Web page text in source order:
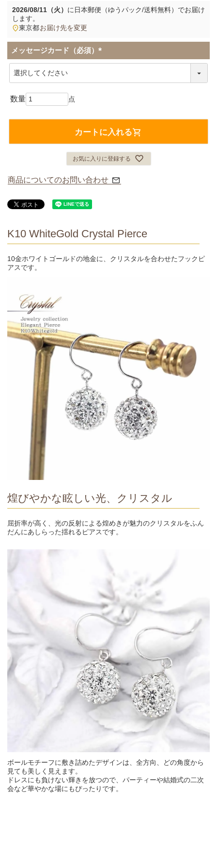
2026/08/11（火） に 日本郵便（ゆうパック/送料無料） でお届け
します。
東京都お届け先を変更
メッセージカード（必須）
(
カートに入れる
お気に入りに登録する
商品についてのお問い合わせ
K10 WhiteGold Crystal Pierce
10金ホワイトゴールドの地金に、クリスタルを合わせたフックピ
アスです。
煌びやかな眩しい光、クリスタル
屈折率が高く、光の反射による煌めきが魅力のクリスタルをふん
だんにあしらった揺れるピアスです。
ボールモチーフに敷き詰めたデザインは、全方向、どの角度から
見ても美しく見えます。
ドレスにも負けない輝きを放つので、パーティーや結婚式の二次
会など華やかな場にもぴったりです。